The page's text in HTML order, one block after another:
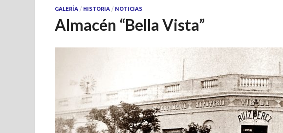
GALERÍA / HISTORIA / NOTICIAS
Almacén “Bella Vista”